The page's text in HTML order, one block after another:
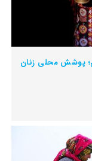
پوشش محلی زنان